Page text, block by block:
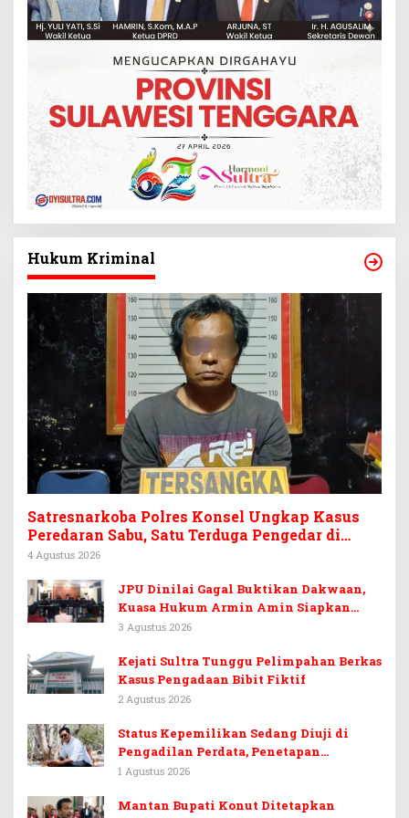
Hukum Kriminal
Satresnarkoba Polres Konsel Ungkap Kasus
Peredaran Sabu, Satu Terduga Pengedar di
Tinanggea Ditangkap
4 Agustus 2026
JPU Dinilai Gagal Buktikan Dakwaan,
Kuasa Hukum Armin Amin Siapkan
Pledoi dan Minta Putusan Bebas
3 Agustus 2026
Kejati Sultra Tunggu Pelimpahan Berkas
Kasus Pengadaan Bibit Fiktif
2 Agustus 2026
Status Kepemilikan Sedang Diuji di
Pengadilan Perdata, Penetapan
Tersangka Dr. Ruksamin Dinilai
1 Agustus 2026
Mantan Bupati Konut Ditetapkan